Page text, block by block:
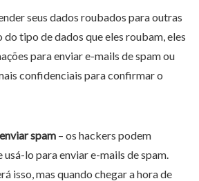
seus dados roubados para outras
do tipo de dados que eles roubam, eles
para enviar e-mails de spam ou
confidenciais para confirmar o
spam – os hackers podem
lo para enviar e-mails de spam.
isso, mas quando chegar a hora de